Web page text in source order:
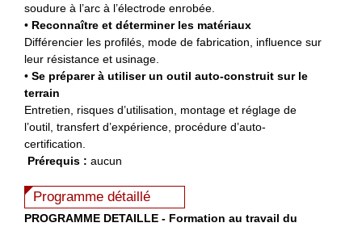
soudure à l’arc à l’électrode enrobée.
• Reconnaître et déterminer les matériaux
Différencier les profilés, mode de fabrication, influence sur
leur résistance et usinage.
• Se préparer à utiliser un outil auto-construit sur le
terrain
Entretien, risques d’utilisation, montage et réglage de
l’outil, transfert d’expérience, procédure d’auto-
certification.
Prérequis : aucun
Programme détaillé
PROGRAMME DETAILLE - Formation au travail du